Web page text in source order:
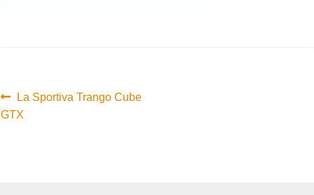
Innleggsnavigasjon
Forrige
innlegg:
La Sportiva Trango Cube
GTX